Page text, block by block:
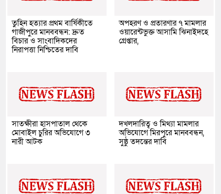
তুহিন হত্যার প্রথম বার্ষিকীতে
গাজীপুরে মানববন্ধন: দ্রুত
বিচার ও সাংবাদিকদের
নিরাপত্তা নিশ্চিতের দাবি
অপহরণ ও প্রতারণার ৭ মামলার
ওয়ারেন্টভুক্ত আসামি ঝিনাইদহে
গ্রেপ্তার,
সাতক্ষীরা হাসপাতাল থেকে
মোবাইল চুরির অভিযোগে ৩
নারী আটক
দখলদারিত্ব ও মিথ্যা মামলার
অভিযোগে মিরপুরে মানববন্ধন,
সুষ্ঠু তদন্তের দাবি